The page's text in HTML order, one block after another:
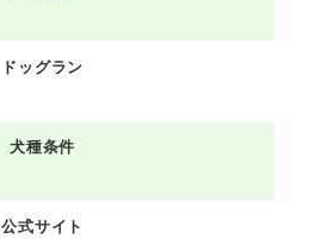
ドッグラン
犬種条件
公式サイト